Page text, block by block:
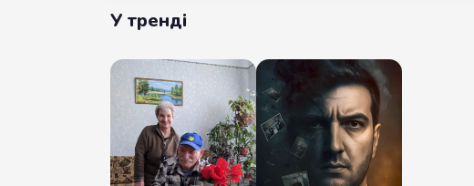
У тренді